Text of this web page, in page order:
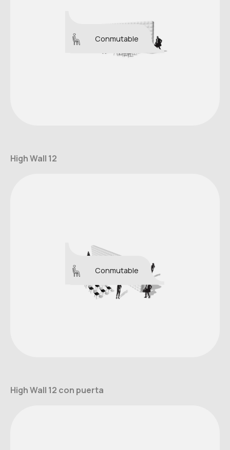
Conmutable
High Wall 12
Conmutable
High Wall 12 con puerta